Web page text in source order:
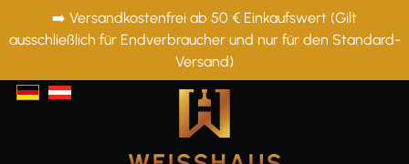
springen
➡️ Versandkostenfrei ab 50 € Einkaufswert (Gilt
ausschließlich für Endverbraucher und nur für den Standard-
Versand)